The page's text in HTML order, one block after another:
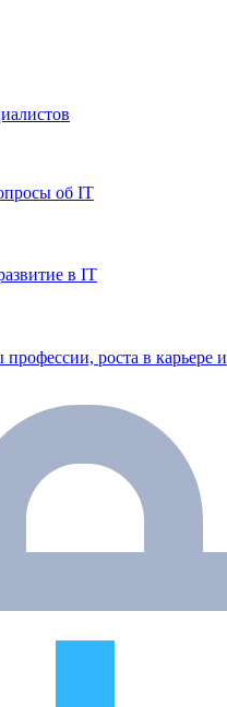
об IT
в IT
роста в карьере и